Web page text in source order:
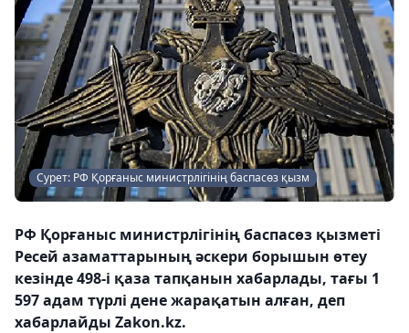
Сурет: РФ Қорғаныс министрлігінің баспасөз қызм
РФ Қорғаныс министрлігінің баспасөз қызметі
Ресей азаматтарының әскери борышын өтеу
кезінде 498-і қаза тапқанын хабарлады, тағы 1
597 адам түрлі дене жарақатын алған, деп
хабарлайды Zakon.kz.